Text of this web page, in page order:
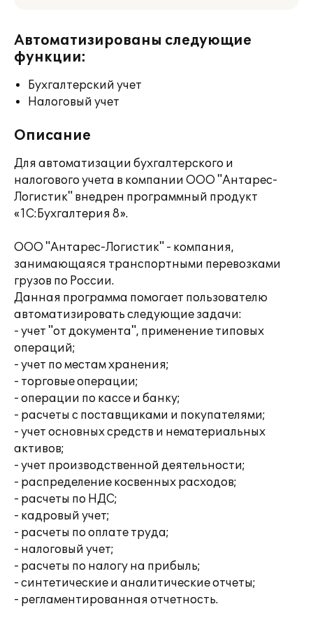
Автоматизированы следующие
функции:
Бухгалтерский учет
Налоговый учет
Описание
Для автоматизации бухгалтерского и
налогового учета в компании ООО "Антарес-
Логистик" внедрен программный продукт
«1C:Бухгалтерия 8».
ООО "Антарес-Логистик" - компания,
занимающаяся транспортными перевозками
грузов по России.
Данная программа помогает пользователю
автоматизировать следующие задачи:
- учет "от документа", применение типовых
операций;
- учет по местам хранения;
- торговые операции;
- операции по кассе и банку;
- расчеты с поставщиками и покупателями;
- учет основных средств и нематериальных
активов;
- учет производственной деятельности;
- распределение косвенных расходов;
- расчеты по НДС;
- кадровый учет;
- расчеты по оплате труда;
- налоговый учет;
- расчеты по налогу на прибыль;
- синтетические и аналитические отчеты;
- регламентированная отчетность.